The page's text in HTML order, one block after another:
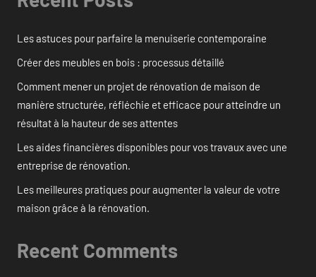
Les astuces pour parfaire la menuiserie contemporaine
Créer des meubles en bois : processus détaillé
Comment mener un projet de rénovation de maison de
manière structurée, réfléchie et efficace pour atteindre un
résultat à la hauteur de ses attentes
Les aides financières disponibles pour vos travaux avec une
entreprise de rénovation.
Les meilleures pratiques pour augmenter la valeur de votre
maison grâce à la rénovation.
Recent Comments